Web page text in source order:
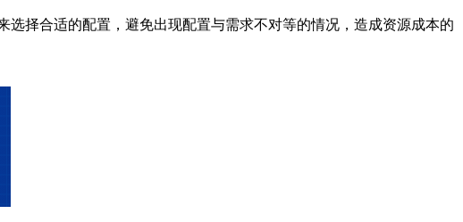
择合适的配置，避免出现配置与需求不对等的情况，造成资源成本的